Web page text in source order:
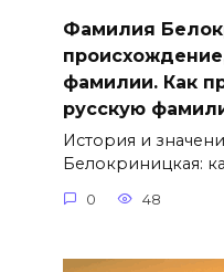
Фамилия
фамилии. Как
русскую
История и
Белокриницкая:
0 48